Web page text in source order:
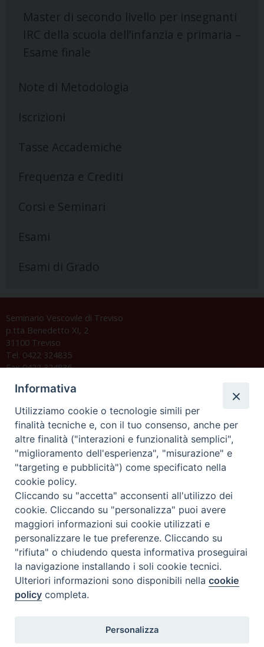
Master di secondo livello per insegnanti
IRC della scuola dell’infanzia e primaria –
Esame finale
Note di Metodologia
Iscrizioni
Tasse Accademiche
Frequenza e Crediti
Corsi e Seminari
Esami
Esami di Grado
Seminario Vescovile di Treviso
p.tta Benedetto XI, 2
31100 Treviso
Tel. 0422 324835
Fax 0422 324836
Orario di segreteria
Lunedì 17.30-19.30
Martedì 17.30-19.30
Mercoledì 17.30-19.30
Giovedì 17.30-19.30
Venerdì chiuso
Sabato 9.30-11.30
Privacy e sicurezza
Informativa
Utilizziamo cookie o tecnologie simili per
finalità tecniche e, con il tuo consenso, anche per
altre finalità ("interazioni e funzionalità semplici",
"miglioramento dell'esperienza", "misurazione" e
"targeting e pubblicità") come specificato nella
cookie policy.
Cliccando su "accetta" acconsenti all'utilizzo dei
cookie. Cliccando su "personalizza" puoi avere
maggiori informazioni sui cookie utilizzati e
personalizzare le tue preferenze. Cliccando su
"rifiuta" o chiudendo questa informativa proseguirai
la navigazione installando i soli cookie tecnici.
Ulteriori informazioni sono disponibili nellacookie
policy completa.
Personalizza